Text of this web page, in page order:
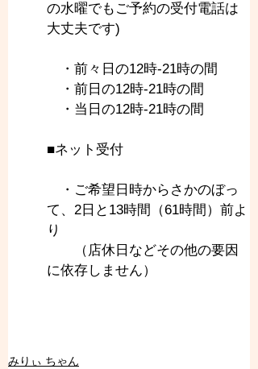
の水曜でもご予約の受付電話は
大丈夫です)
・前々日の12時-21時の間
・前日の12時-21時の間
・当日の12時-21時の間
■ネット受付
・ご希望日時からさかのぼっ
て、2日と13時間（61時間）前よ
り
（店休日などその他の要因
に依存しません）
みりぃ ちゃん